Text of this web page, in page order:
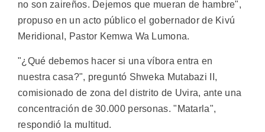
no son zaireños. Dejemos que mueran de hambre",
propuso en un acto público el gobernador de Kivú
Meridional, Pastor Kemwa Wa Lumona.
"¿Qué debemos hacer si una víbora entra en
nuestra casa?", preguntó Shweka Mutabazi II,
comisionado de zona del distrito de Uvira, ante una
concentración de 30.000 personas. "Matarla",
respondió la multitud.